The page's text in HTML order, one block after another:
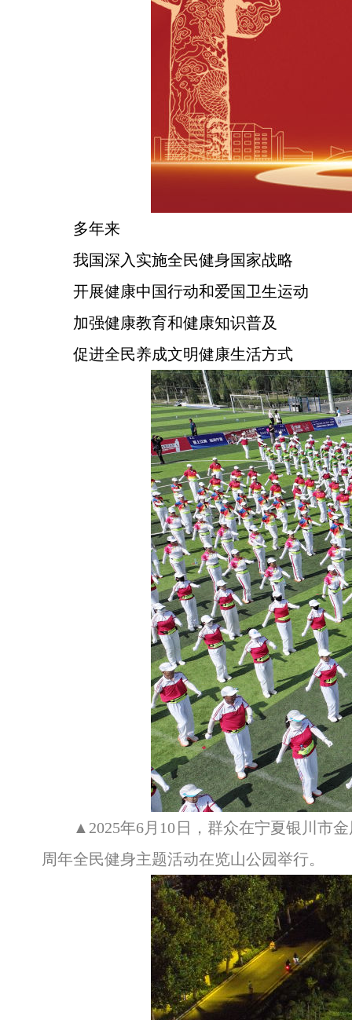
多年来
我国深入实施全民健身国家战略
开展健康中国行动和爱国卫生运动
加强健康教育和健康知识普及
促进全民养成文明健康生活方式
▲2025年6月10日，群众在宁夏银川市
周年全民健身主题活动在览山公园举行。